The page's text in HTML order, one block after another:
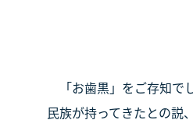
「お歯黒」をご存知で
民族が持ってきたとの説